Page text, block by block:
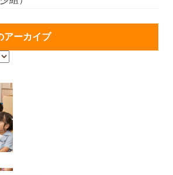
アーカイブ